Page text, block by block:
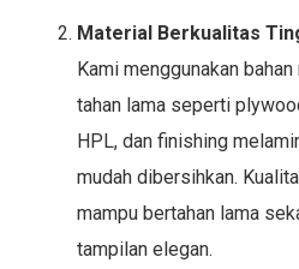
Material Berkualitas
Kami menggunakan
tahan lama seperti
HPL, dan finishing
mudah dibersihkan.
mampu bertahan lama
tampilan elegan.